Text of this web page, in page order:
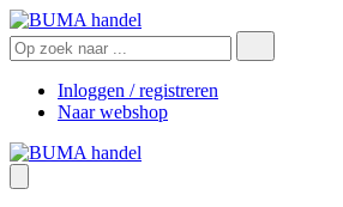
Producten
zoeken
Inloggen / registreren
Naar webshop